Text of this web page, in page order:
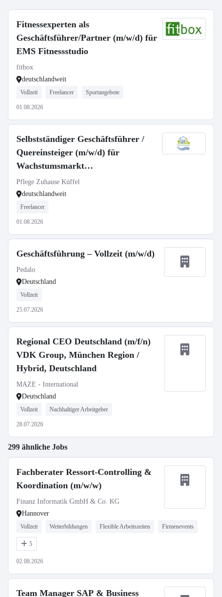
Fitnessexperten als
Geschäftsführer/Partner (m/w/d) für
EMS Fitnessstudio
fitbox
deutschlandweit
Vollzeit Freelancer Sportangebote
01.08.2026
Selbstständiger Geschäftsführer /
Quereinsteiger (m/w/d) für
Wachstumsmarkt
Seniorenbetreuung
Pflege Zuhause Küffel
deutschlandweit
Freelancer
01.08.2026
Geschäftsführung – Vollzeit (m/w/d)
Pedalo
Deutschland
Vollzeit
25.07.2026
Regional CEO Deutschland (m/f/n)
VDK Group, München Region /
Hybrid, Deutschland
MAZE - International
Deutschland
Vollzeit Nachhaltiger Arbeitgeber
28.07.2026
299 ähnliche Jobs
Fachberater Ressort-Controlling &
Koordination (m/w/w)
Finanz Informatik GmbH & Co. KG
Hannover
Vollzeit Weiterbildungen Flexible Arbeitszeiten Firmenevents
5
02.08.2026
Team Manager SAP & Business